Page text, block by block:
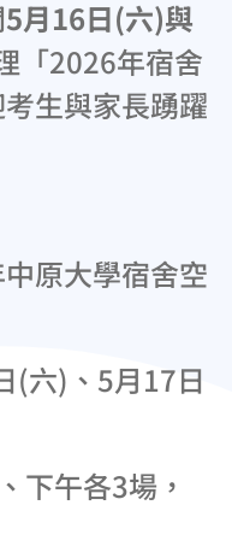
5月16日(六)與
「2026年宿舍
生與家長踴躍
原大學宿舍空
(六)、5月17日
下午各3場，